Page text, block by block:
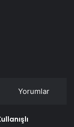
Yorumlar